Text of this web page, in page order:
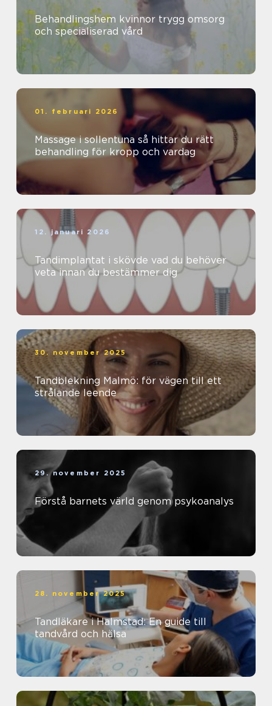
Behandlingshem kvinnor trygg omsorg
och specialiserad vård
01. februari 2026
Massage i sollentuna så hittar du rätt
behandling för kropp och vardag
12. januari 2026
Tandimplantat i skövde vad du behöver
veta innan du bestämmer dig
30. november 2025
Tandblekning Malmö: för vägen till ett
strålande leende
29. november 2025
Förstå barnets värld genom psykoanalys
28. november 2025
Tandläkare i Halmstad: En guide till
tandvård och hälsa